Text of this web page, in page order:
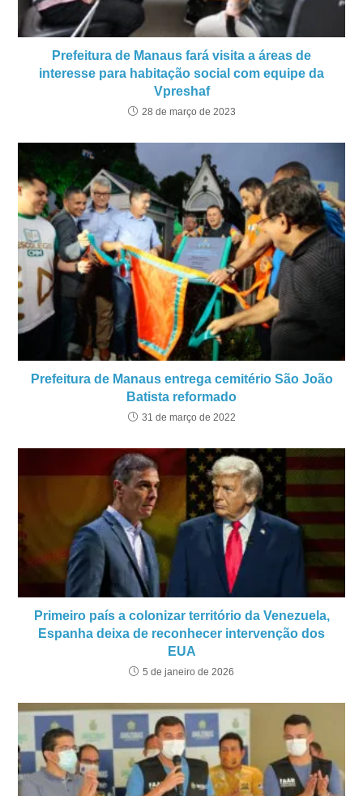
Prefeitura de Manaus fará visita a áreas de
interesse para habitação social com equipe da
Vpreshaf
28 de março de 2023
Prefeitura de Manaus entrega cemitério São João
Batista reformado
31 de março de 2022
Primeiro país a colonizar território da Venezuela,
Espanha deixa de reconhecer intervenção dos
EUA
5 de janeiro de 2026